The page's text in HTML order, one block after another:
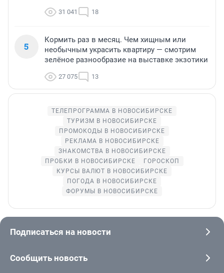
31 041 18
5
Кормить раз в месяц. Чем хищным или
необычным украсить квартиру — смотрим
зелёное разнообразие на выставке экзотики
27 075 13
ТЕЛЕПРОГРАММА В НОВОСИБИРСКЕ
ТУРИЗМ В НОВОСИБИРСКЕ
ПРОМОКОДЫ В НОВОСИБИРСКЕ
РЕКЛАМА В НОВОСИБИРСКЕ
ЗНАКОМСТВА В НОВОСИБИРСКЕ
ПРОБКИ В НОВОСИБИРСКЕ
ГОРОСКОП
КУРСЫ ВАЛЮТ В НОВОСИБИРСКЕ
ПОГОДА В НОВОСИБИРСКЕ
ФОРУМЫ В НОВОСИБИРСКЕ
Подписаться на новости
Сообщить новость